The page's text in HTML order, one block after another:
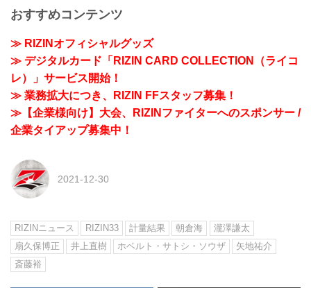
おすすめコンテンツ
≫ RIZINオフィシャルグッズ
≫ デジタルカード「RIZIN CARD COLLECTION（ライコ
レ）」サービス開始！
≫ 業務拡大につき、RIZIN FFスタッフ募集！
≫【企業様向け】大会、RIZINファイターへのスポンサー /
企業タイアップ募集中！
2021-12-30
RIZINニュース RIZIN33 計量結果 朝倉海
瀧澤謙太
扇久保博正
井上直樹 ホベルト・サトシ・ソウザ
矢地祐介
斎藤裕